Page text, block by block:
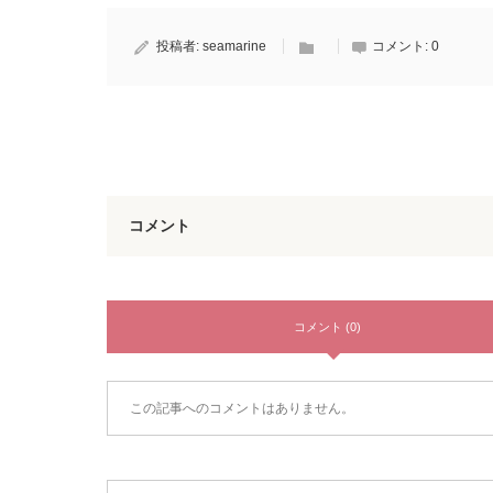
投稿者: seamarine コメント: 0
コメント
コメント (0)
この記事へのコメントはありません。